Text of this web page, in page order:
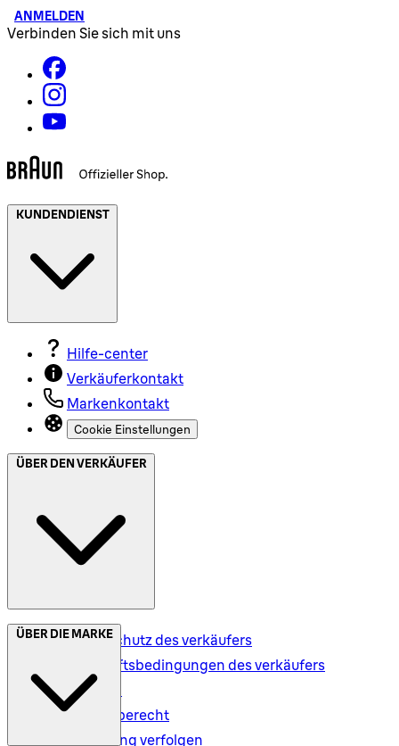
ANMELDEN
Verbinden Sie sich mit uns
KUNDENDIENST
Hilfe-center
Verkäuferkontakt
Markenkontakt
Cookie Einstellungen
ÜBER DEN VERKÄUFER
Datenschutz des verkäufers
Geschäftsbedingungen des verkäufers
Versand
Rückgaberecht
Bestellung verfolgen
ÜBER DIE MARKE